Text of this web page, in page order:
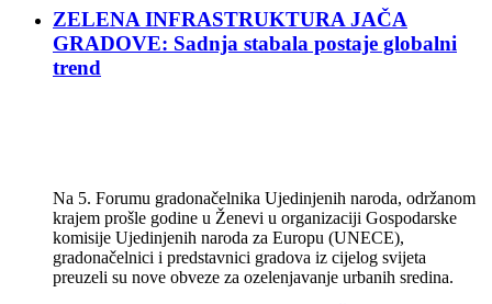
ZELENA INFRASTRUKTURA JAČA
GRADOVE: Sadnja stabala postaje globalni
trend
Na 5. Forumu gradonačelnika Ujedinjenih naroda, održanom
krajem prošle godine u Ženevi u organizaciji Gospodarske
komisije Ujedinjenih naroda za Europu (UNECE),
gradonačelnici i predstavnici gradova iz cijelog svijeta
preuzeli su nove obveze za ozelenjavanje urbanih sredina.